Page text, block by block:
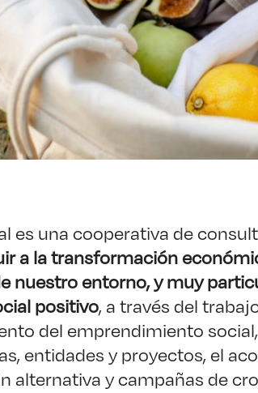
es una cooperativa de
a la transformación
nuestro entorno, y muy
positivo, a través del
del emprendimiento
entidades y proyectos, el
alternativa y campañas de